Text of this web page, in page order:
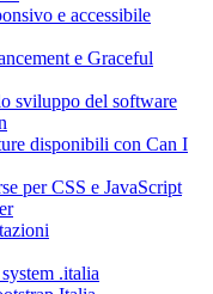
e accessibile
e Graceful
sviluppo del software
disponibili con Can I
per CSS e JavaScript
.italia